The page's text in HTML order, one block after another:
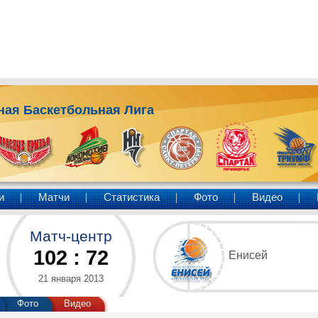
Баскетбольная Лига
Матчи Статистика Фото Видео
Енисей
Матч-центр
102 : 72
21 января 2013
Фото Видео